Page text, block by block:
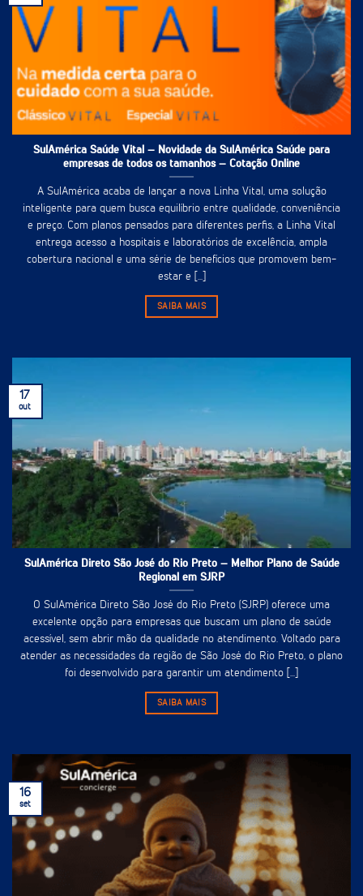
SulAmérica Saúde Vital – Novidade da SulAmérica Saúde para
empresas de todos os tamanhos – Cotação Online
A SulAmérica acaba de lançar a nova Linha Vital, uma solução
inteligente para quem busca equilíbrio entre qualidade, conveniência
e preço. Com planos pensados para diferentes perfis, a Linha Vital
entrega acesso a hospitais e laboratórios de excelência, ampla
cobertura nacional e uma série de benefícios que promovem bem-
estar e [...]
SAIBA MAIS
SulAmérica Direto São José do Rio Preto – Melhor Plano de Saúde
Regional em SJRP
O SulAmérica Direto São José do Rio Preto (SJRP) oferece uma
excelente opção para empresas que buscam um plano de saúde
acessível, sem abrir mão da qualidade no atendimento. Voltado para
atender as necessidades da região de São José do Rio Preto, o plano
foi desenvolvido para garantir um atendimento [...]
SAIBA MAIS
17
out
16
set